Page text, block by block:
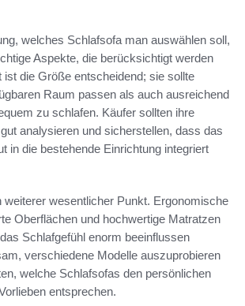
welches Schlafsofa man auswählen soll,
Aspekte, die berücksichtigt werden
die Größe entscheidend; sie sollte
Raum passen als auch ausreichend
zu schlafen. Käufer sollten ihre
analysieren und sicherstellen, dass das
in die bestehende Einrichtung integriert
weiterer wesentlicher Punkt. Ergonomische
Oberflächen und hochwertige Matratzen
Schlafgefühl enorm beeinflussen
verschiedene Modelle auszuprobieren
welche Schlafsofas den persönlichen
entsprechen.